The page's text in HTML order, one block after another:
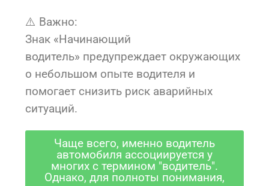
⚠️ Важно:
Знак «Начинающий
водитель» предупреждает окружающих
о небольшом опыте водителя и
помогает снизить риск аварийных
ситуаций.
Чаще всего, именно водитель
автомобиля ассоциируется у
многих с термином "водитель".
Однако, для полноты понимания,